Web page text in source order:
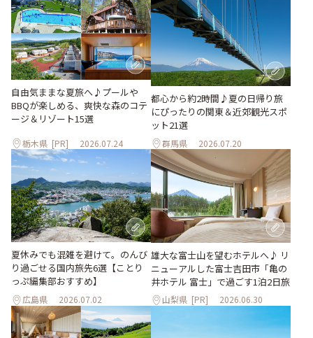
自由気ままな夏旅へ♪プールや
BBQが楽しめる、爽快な森のコテ
ージ＆リゾート15選
栃木県 [PR] 2026.07.24
都心から約2時間♪夏の日帰り旅
にぴったりの関東＆近郊観光スポ
ット21選
群馬県 2026.07.20
夏休みでも混雑を避けて。のんび
り過ごせる国内旅先6選【ことり
っぷ編集部おすすめ】
広島県 2026.07.02
雄大な富士山を望むホテルへ♪ リ
ニューアルした富士吉田市「亀の
井ホテル 富士」で過ごす1泊2日旅
山梨県 [PR] 2026.06.30